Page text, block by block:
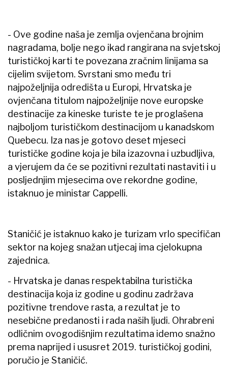
- Ove godine naša je zemlja ovjenčana brojnim
nagradama, bolje nego ikad rangirana na svjetskoj
turističkoj karti te povezana zračnim linijama sa
cijelim svijetom. Svrstani smo među tri
najpoželjnija odredišta u Europi, Hrvatska je
ovjenčana titulom najpoželjnije nove europske
destinacije za kineske turiste te je proglašena
najboljom turističkom destinacijom u kanadskom
Quebecu. Iza nas je gotovo deset mjeseci
turističke godine koja je bila izazovna i uzbudljiva,
a vjerujem da će se pozitivni rezultati nastaviti i u
posljednjim mjesecima ove rekordne godine,
istaknuo je ministar Cappelli.
Staničić je istaknuo kako je turizam vrlo specifičan
sektor na kojeg snažan utjecaj ima cjelokupna
zajednica.
- Hrvatska je danas respektabilna turistička
destinacija koja iz godine u godinu zadržava
pozitivne trendove rasta, a rezultat je to
nesebične predanosti i rada naših ljudi. Ohrabreni
odličnim ovogodišnjim rezultatima idemo snažno
prema naprijed i ususret 2019. turističkoj godini,
poručio je Staničić.